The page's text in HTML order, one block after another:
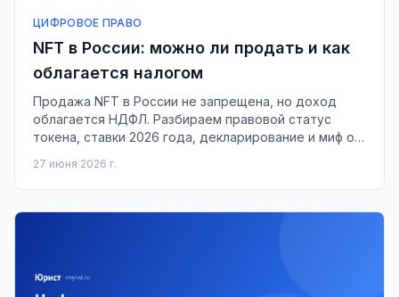
ЦИФРОВОЕ ПРАВО
NFT в России: можно ли продать и как
облагается налогом
Продажа NFT в России не запрещена, но доход
облагается НДФЛ. Разбираем правовой статус
токена, ставки 2026 года, декларирование и миф об
27 июня 2026 г.